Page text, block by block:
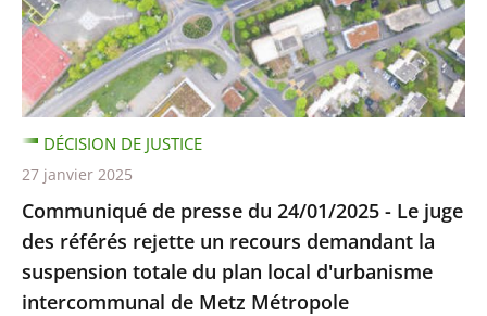
Communiqué de presse du 24/01/2025 - Le juge
des référés rejette un recours demandant la
suspension totale du plan local d'urbanisme
intercommunal de Metz Métropole
DÉCISION DE JUSTICE
27 janvier 2025